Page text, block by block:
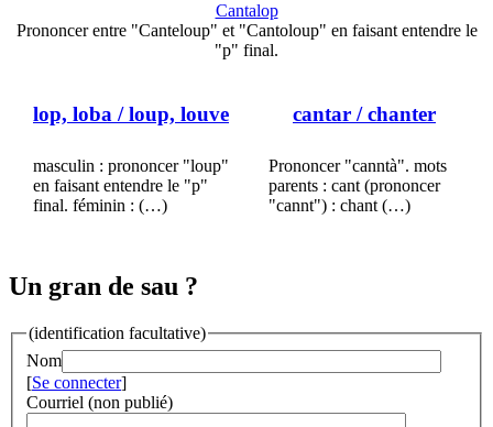
Cantalop
Prononcer entre "Canteloup" et "Cantoloup" en faisant entendre le
"p" final.
lop, loba / loup, louve
masculin : prononcer "loup"
en faisant entendre le "p"
final. féminin : (…)
cantar / chanter
Prononcer "canntà". mots
parents : cant (prononcer
"cannt") : chant (…)
Un gran de sau ?
(identification facultative)
Nom
[Se connecter]
Courriel (non publié)